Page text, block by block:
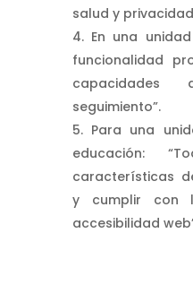
salud y
En una
funcionalidad
seguimiento”.
Para una
educación:
características
y cumplir con
accesibilidad